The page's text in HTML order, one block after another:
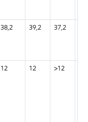
38,2 39,2 37,2
12 12 >12